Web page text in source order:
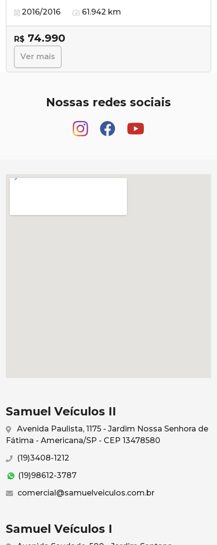
2016/2016 61.942 km
R$ 74.990
Ver mais
Nossas redes sociais
Samuel Veículos II
Avenida Paulista, 1175 - Jardim Nossa Senhora de
Fátima - Americana/SP - CEP 13478580
(19)3408-1212
(19)98612-3787
comercial@samuelveiculos.com.br
Samuel Veículos I